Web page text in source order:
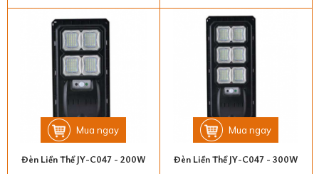
Mua ngay
Đèn Liền Thể JY-C047 - 200W
Mua ngay
Đèn Liền Thể JY-C047 - 300W